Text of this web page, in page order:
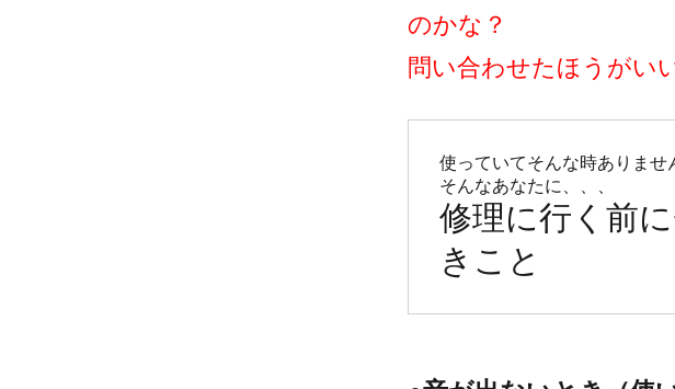
のかな？
問い合わせたほうがい
使っていてそんな時ありませ
修理に行く前
きこと